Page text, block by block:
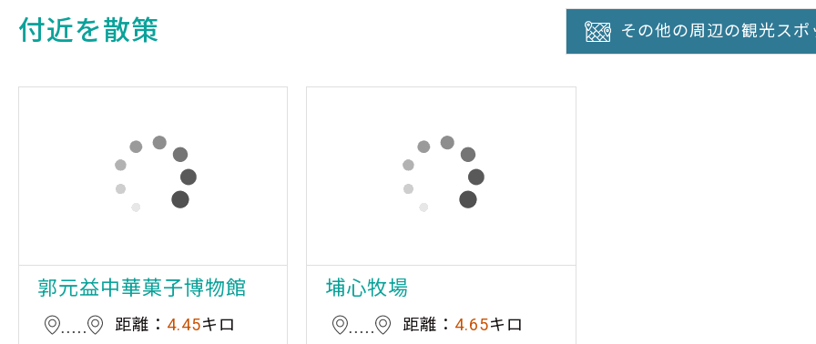
付近を散策 その他の周辺の観光スポ
郭元益中華菓子博物館
距離： 4.45キロ
埔心牧場
距離： 4.65キロ